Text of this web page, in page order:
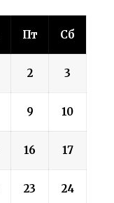
Пт Сб
2 3
9 10
16 17
23 24